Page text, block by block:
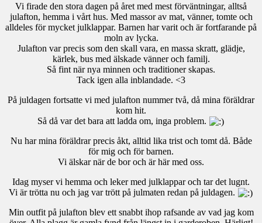
Vi firade den stora dagen på året med mest förväntningar, alltså
julafton, hemma i vårt hus. Med massor av mat, vänner, tomte och
alldeles för mycket julklappar. Barnen har varit och är fortfarande på
moln av lycka.
Julafton var precis som den skall vara, en massa skratt, glädje,
kärlek, bus med älskade vänner och familj.
Så fint när nya minnen och traditioner skapas.
Tack igen alla inblandade. <3
På juldagen fortsatte vi med julafton nummer två, då mina föräldrar
kom hit.
Så då var det bara att ladda om, inga problem.
Nu har mina föräldrar precis åkt, alltid lika trist och tomt då. Både
för mig och för barnen.
Vi älskar när de bor och är här med oss.
Idag myser vi hemma och leker med julklappar och tar det lugnt.
Vi är trötta nu och jag var trött på julmaten redan på juldagen.
Min outfit på julafton blev ett snabbt ihop rafsande av vad jag kom